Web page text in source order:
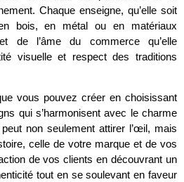
Chaque enseigne, qu’elle soit
bois, en métal ou en matériaux
de l’âme du commerce qu’elle
visuelle et respect des traditions
vous pouvez créer en choisissant
qui s’harmonisent avec le charme
non seulement attirer l’œil, mais
celle de votre marque et de vos
de vos clients en découvrant un
tout en se soulevant en faveur